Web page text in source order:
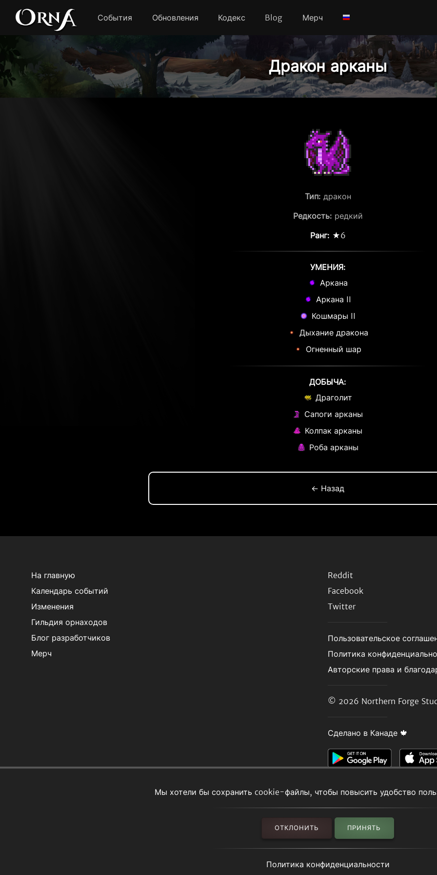
События Обновления Кодекс Blog Мерч
Дракон арканы
Мы хотели бы сохранить cookie-файлы, чтобы повысить удобство
ОТКЛОНИТЬ ПРИНЯТЬ
Политика конфиденциальности
Тип: дракон
Редкость: редкий
Ранг: ★6
УМЕНИЯ:
Аркана
Аркана II
Кошмары II
Дыхание дракона
Огненный шар
ДОБЫЧА:
Драголит
Сапоги арканы
Колпак арканы
Роба арканы
← Назад
На главную
Календарь событий
Изменения
Гильдия орнаходов
Блог разработчиков
Мерч
Reddit
Facebook
Twitter
Пользовательское
Политика
Авторские права и
© 2026 Northern Forge
Сделано в Канаде 🍁